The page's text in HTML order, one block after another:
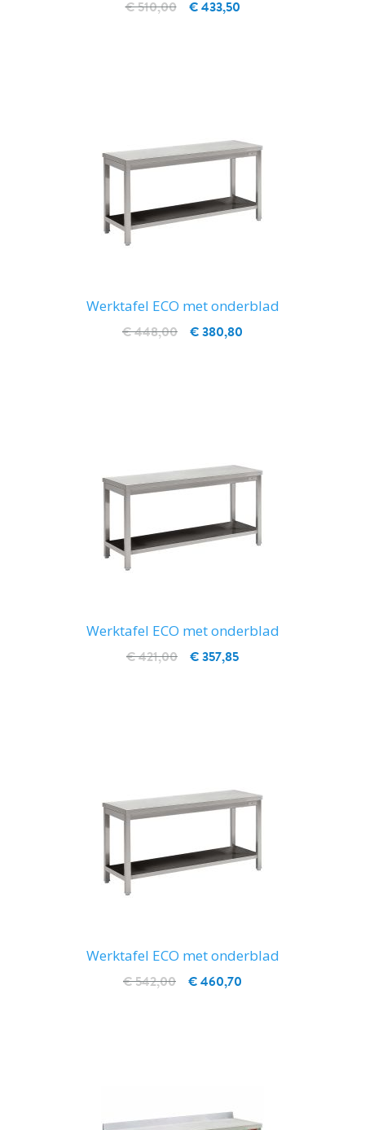
€ 433,50
€ 510,00
Werktafel ECO met onderblad
€ 380,80
€ 448,00
Werktafel ECO met onderblad
€ 357,85
€ 421,00
Werktafel ECO met onderblad
€ 460,70
€ 542,00